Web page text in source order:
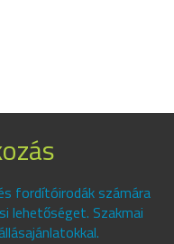
fordítóirodák számára
lehetőséget. Szakmai